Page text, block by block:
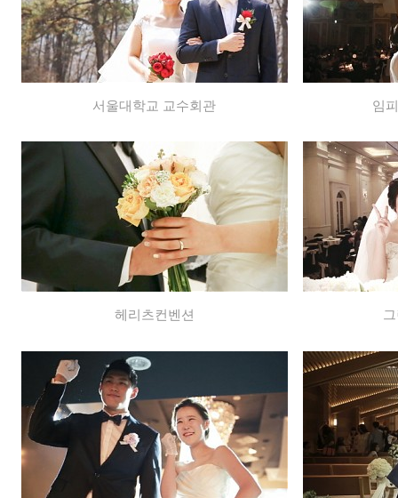
서울대학교 교수회관 임
헤리츠컨벤션